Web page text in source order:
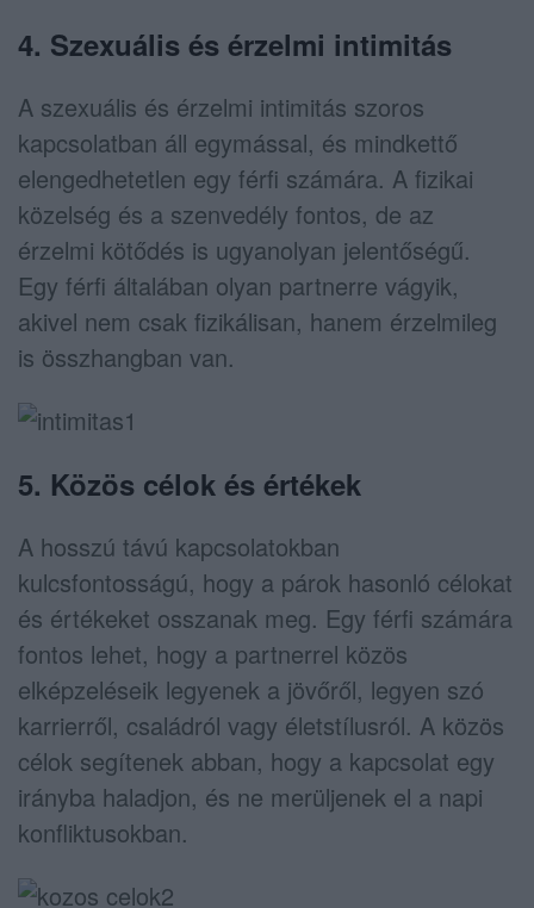
4. Szexuális és érzelmi intimitás
A szexuális és érzelmi intimitás szoros
kapcsolatban áll egymással, és mindkettő
elengedhetetlen egy férfi számára. A fizikai
közelség és a szenvedély fontos, de az
érzelmi kötődés is ugyanolyan jelentőségű.
Egy férfi általában olyan partnerre vágyik,
akivel nem csak fizikálisan, hanem érzelmileg
is összhangban van.
5. Közös célok és értékek
A hosszú távú kapcsolatokban
kulcsfontosságú, hogy a párok hasonló célokat
és értékeket osszanak meg. Egy férfi számára
fontos lehet, hogy a partnerrel közös
elképzeléseik legyenek a jövőről, legyen szó
karrierről, családról vagy életstílusról. A közös
célok segítenek abban, hogy a kapcsolat egy
irányba haladjon, és ne merüljenek el a napi
konfliktusokban.